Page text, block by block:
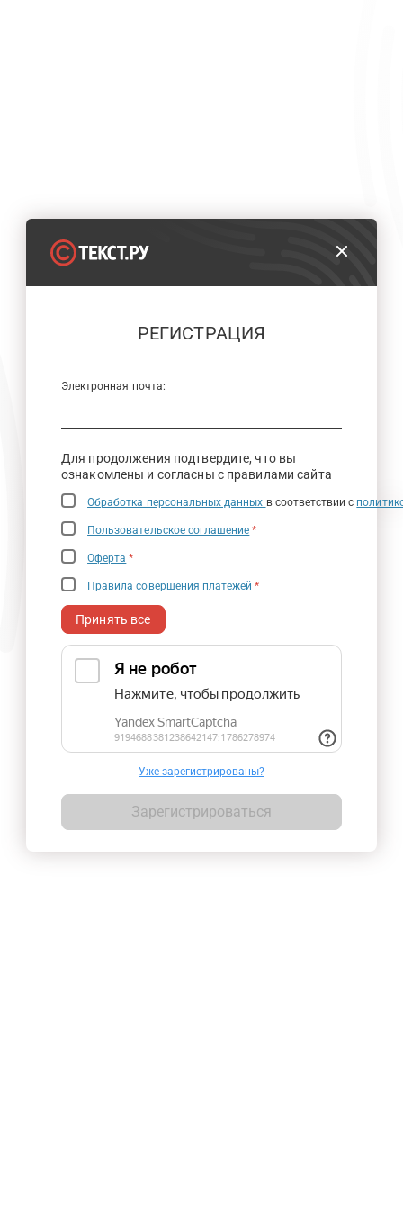
РЕГИСТРАЦИЯ
Электронная почта:
Для продолжения подтвердите, что вы
ознакомлены и согласны с правилами сайта
Обработка персональных данных в соответствии с
Пользовательское соглашение *
Оферта *
Правила совершения платежей *
Принять все
Уже зарегистрированы?
Зарегистрироваться